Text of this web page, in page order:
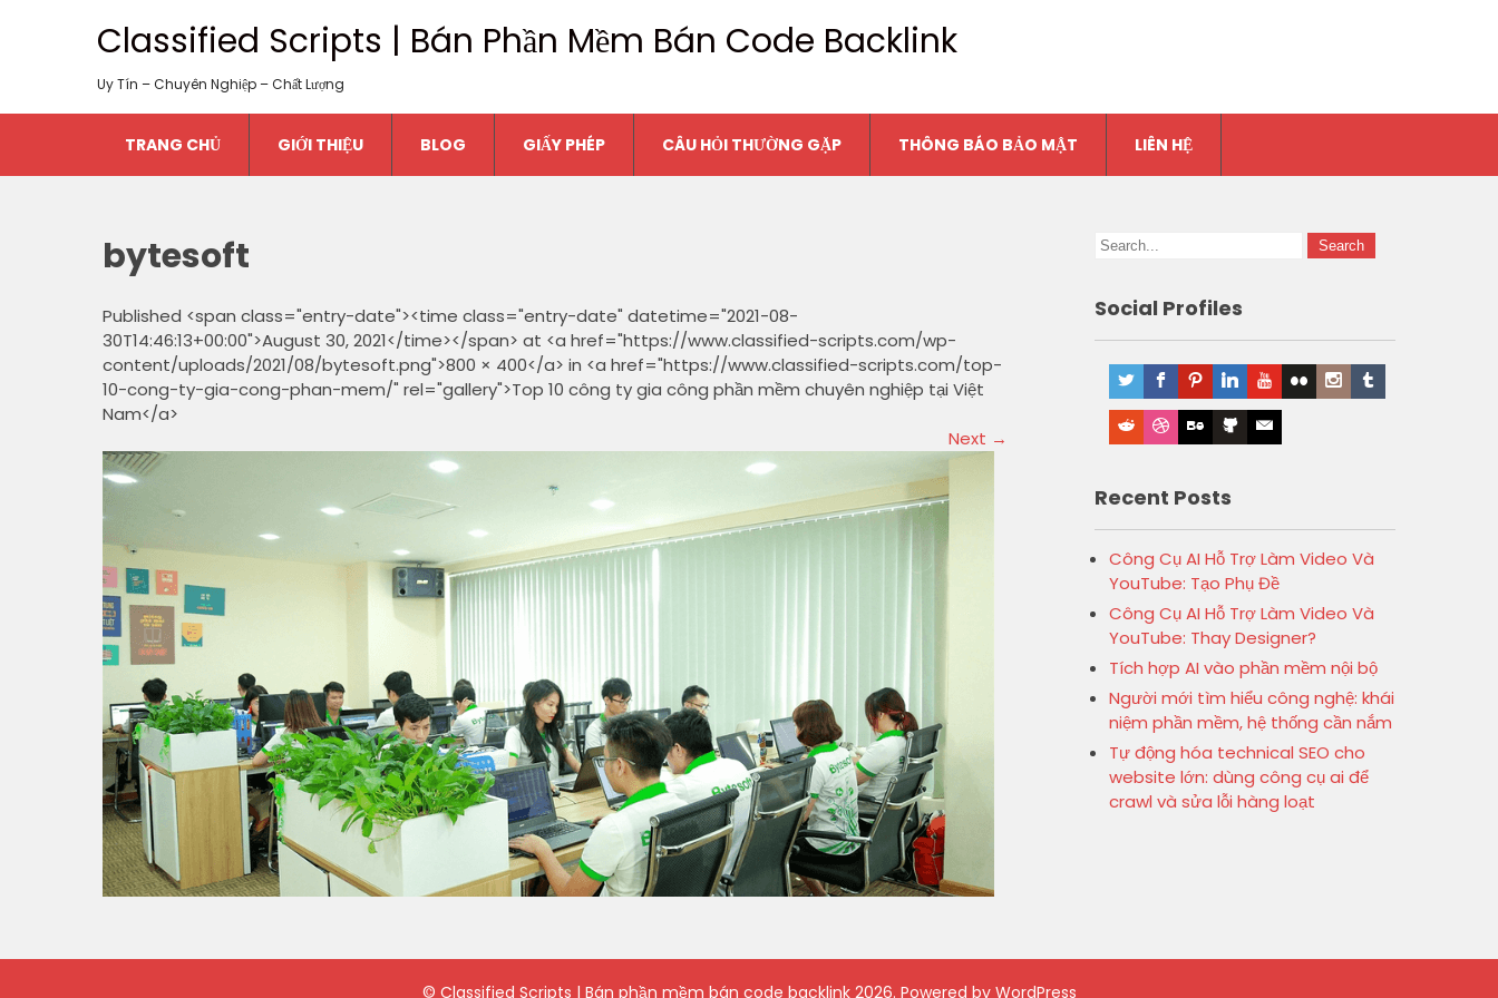
Classified Scripts | Bán Phần Mềm Bán Code Backlink
Uy Tín – Chuyên Nghiệp – Chất Lượng
TRANG CHỦ GIỚI THIỆU BLOG GIẤY PHÉP CÂU HỎI THƯỜNG GẶP THÔNG BÁO BẢO MẬT LIÊN HỆ
bytesoft
Published <span class="entry-date"><time class="entry-date" datetime="2021-08-
30T14:46:13+00:00">August 30, 2021</time></span> at <a href="https://www.classified-scripts.com/wp-
content/uploads/2021/08/bytesoft.png">800 × 400</a> in <a href="https://www.classified-scripts.com/top-
10-cong-ty-gia-cong-phan-mem/" rel="gallery">Top 10 công ty gia công phần mềm chuyên nghiệp tại Việt
Nam</a>
Next →
Social Profiles
Recent Posts
Công Cụ AI Hỗ Trợ Làm Video Và
YouTube: Tạo Phụ Đề
Công Cụ AI Hỗ Trợ Làm Video Và
YouTube: Thay Designer?
Tích hợp AI vào phần mềm nội bộ
Người mới tìm hiểu công nghệ: khái
niệm phần mềm, hệ thống cần nắm
Tự động hóa technical SEO cho
website lớn: dùng công cụ ai để
crawl và sửa lỗi hàng loạt
© Classified Scripts | Bán phần mềm bán code backlink2026. Powered by WordPress